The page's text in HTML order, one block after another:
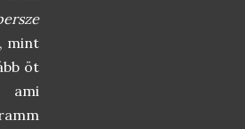
mint
öt
ami